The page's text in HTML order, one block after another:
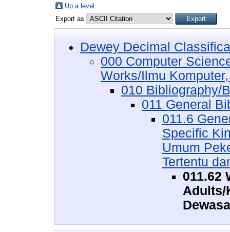
Up a level
Export as
Dewey Decimal
000 Computer
Works/Ilmu
010 Bibliography/
011 General
011.6
Specific
Umum
Tertentu
011.62
Adults/